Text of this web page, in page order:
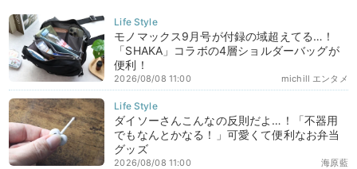
モノマックス9月号が付録の域超えてる…！
「SHAKA」コラボの4層ショルダーバッグが
便利！
michill エンタメ
2026/08/08 11:00
ダイソーさんこんなの反則だよ…！「不器用
でもなんとかなる！」可愛くて便利なお弁当
グッズ
海原藍
2026/08/08 11:00